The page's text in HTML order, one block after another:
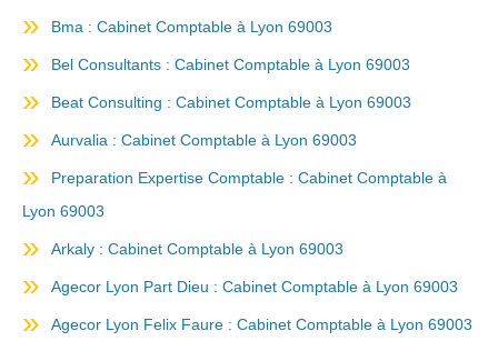
Bma : Cabinet Comptable à Lyon 69003
Bel Consultants : Cabinet Comptable à Lyon 69003
Beat Consulting : Cabinet Comptable à Lyon 69003
Aurvalia : Cabinet Comptable à Lyon 69003
Preparation Expertise Comptable : Cabinet Comptable à
Lyon 69003
Arkaly : Cabinet Comptable à Lyon 69003
Agecor Lyon Part Dieu : Cabinet Comptable à Lyon 69003
Agecor Lyon Felix Faure : Cabinet Comptable à Lyon 69003